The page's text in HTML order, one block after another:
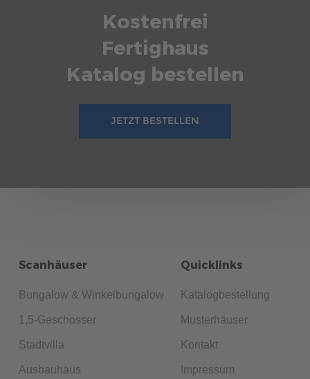
Kostenfrei
Fertighaus
Katalog bestellen
JETZT BESTELLEN
Scanhäuser
Bungalow & Winkelbungalow
1,5-Geschosser
Stadtvilla
Ausbauhaus
Quicklinks
Katalogbestellung
Musterhäuser
Kontakt
Impressum